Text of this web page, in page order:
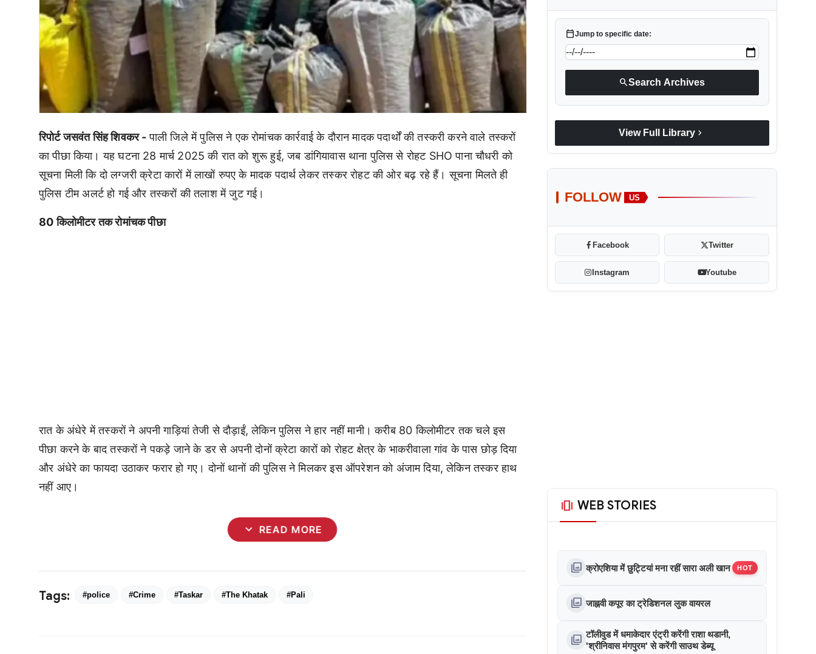
रिपोर्ट जसवंत सिंह शिवकर -पाली जिले में पुलिस ने एक रोमांचक कार्रवाई के दौरान मादक पदार्थों की तस्करी करने वाले तस्करों
का पीछा किया। यह घटना 28 मार्च 2025 की रात को शुरू हुई, जब डांगियावास थाना पुलिस से रोहट SHO पाना चौधरी को
सूचना मिली कि दो लग्जरी क्रेटा कारों में लाखों रुपए के मादक पदार्थ लेकर तस्कर रोहट की ओर बढ़ रहे हैं। सूचना मिलते ही
पुलिस टीम अलर्ट हो गई और तस्करों की तलाश में जुट गई।
80 किलोमीटर तक रोमांचक पीछा
रात के अंधेरे में तस्करों ने अपनी गाड़ियां तेजी से दौड़ाईं, लेकिन पुलिस ने हार नहीं मानी। करीब 80 किलोमीटर तक चले इस
पीछा करने के बाद तस्करों ने पकड़े जाने के डर से अपनी दोनों क्रेटा कारों को रोहट क्षेत्र के भाकरीवाला गांव के पास छोड़ दिया
और अंधेरे का फायदा उठाकर फरार हो गए। दोनों थानों की पुलिस ने मिलकर इस ऑपरेशन को अंजाम दिया, लेकिन तस्कर हाथ
नहीं आए।
expand_more READ MORE
Tags: #police #Crime #Taskar #The Khatak #Pali
calendar_todayJump to specific date:
searchSearch Archives
View Full Library chevron_right
FOLLOW US
Facebook Twitter
Instagram Youtube
amp_stories WEB STORIES
photo_library क्रोएशिया में छुट्टियां मना रहीं सारा अली खान HOT
photo_library जाह्नवी कपूर का ट्रेडिशनल लुक वायरल
photo_library टॉलीवुड में धमाकेदार एंट्री करेंगी राशा थडानी,
'श्रीनिवास मंगपुरम' से करेंगी साउथ डेब्यू